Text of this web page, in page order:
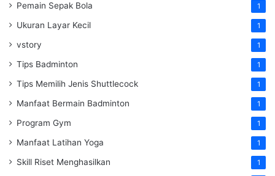
Pemain Sepak Bola 1
Ukuran Layar Kecil 1
vstory 1
Tips Badminton 1
Tips Memilih Jenis Shuttlecock 1
Manfaat Bermain Badminton 1
Program Gym 1
Manfaat Latihan Yoga 1
Skill Riset Menghasilkan 1